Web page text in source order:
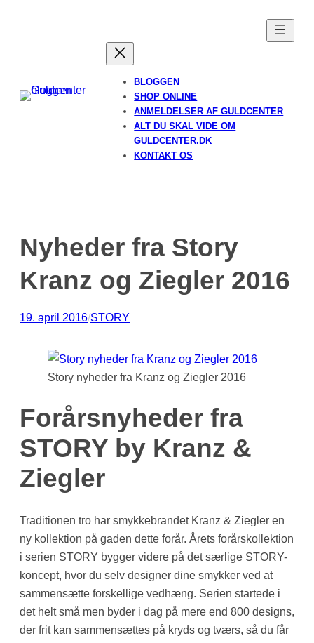
BLOGGEN
SHOP ONLINE
ANMELDELSER AF GULDCENTER
ALT DU SKAL VIDE OM
GULDCENTER.DK
KONTAKT OS
Nyheder fra Story
Kranz og Ziegler 2016
19. april 2016/STORY
Story nyheder fra Kranz og Ziegler 2016
Forårsnyheder fra
STORY by Kranz &
Ziegler
Traditionen tro har smykkebrandet Kranz & Ziegler en
ny kollektion på gaden dette forår. Årets forårskollektion
i serien STORY bygger videre på det særlige STORY-
koncept, hvor du selv designer dine smykker ved at
sammensætte forskellige vedhæng. Serien startede i
det helt små men byder i dag på mere end 800 designs,
der frit kan sammensættes på kryds og tværs, så du får